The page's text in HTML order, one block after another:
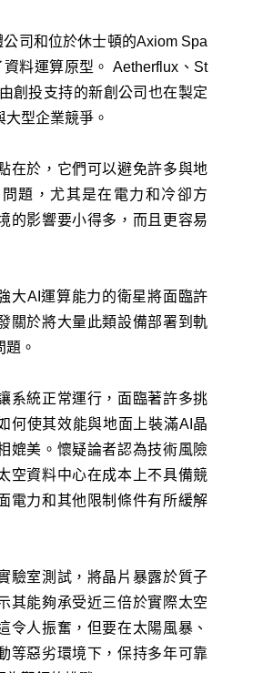
公司和位於休士頓的Axiom Spa
料運算原型。 Aetherflux、St
創投支持的新創公司也在製定
型企業競爭。
在於，它們可以避免許多與地
題，尤其是在電力和冷卻方
的影響要小得多，而且更容易
大AI運算能力的衛星將面臨許
關於將大量此類設備部署到軌
。
系統正常運行，面臨著許多挑
何使其效能與地面上裝滿AI晶
媲美。懷疑論者認為技術風險
空資料中心在成本上不具備競
電力和其他限制條件有所緩解
驗室測試，將晶片暴露於質子
其能夠承受近三倍於實際太空
令人振奮，但要在太陽風暴、
等惡劣環境下，保持多年可靠